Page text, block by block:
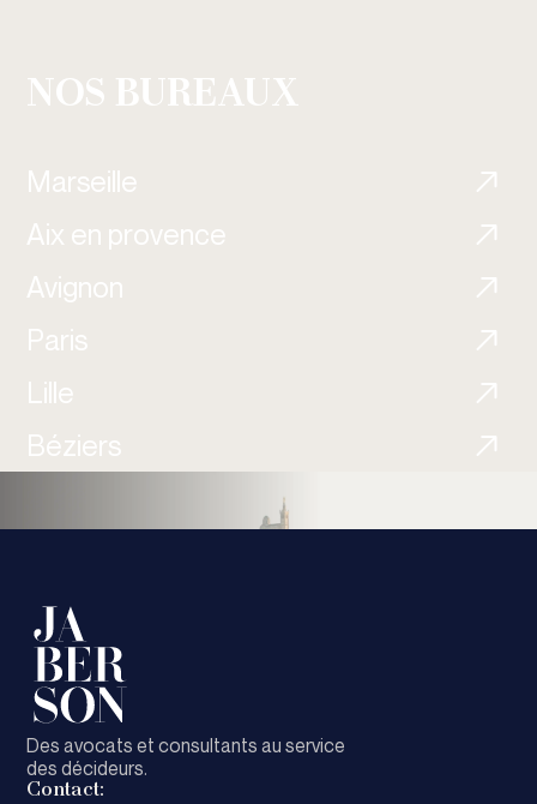
NOS BUREAUX
Marseille
Aix en provence
Avignon
Paris
Lille
Béziers
Des avocats et consultants au service
des décideurs.
Contact: